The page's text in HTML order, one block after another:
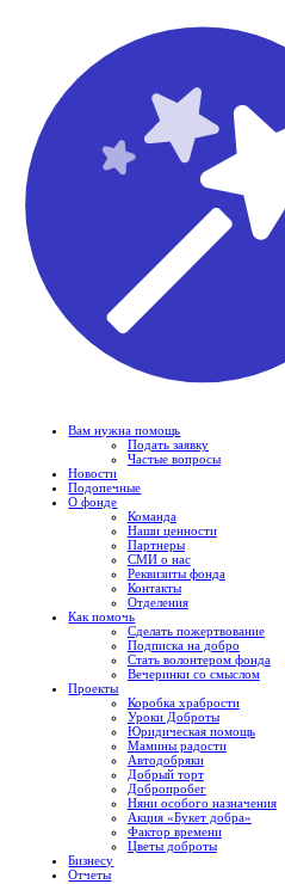
Вам нужна помощь
Подать заявку
Частые вопросы
Новости
Подопечные
О фонде
Команда
Наши ценности
Партнеры
СМИ о нас
Реквизиты фонда
Контакты
Отделения
Как помочь
Сделать пожертвование
Подписка на добро
Стать волонтером фонда
Вечеринки со смыслом
Проекты
Коробка храбрости
Уроки Доброты
Юридическая помощь
Мамины радости
Автодобряки
Добрый торт
Добропробег
Няни особого назначения
Акция «Букет добра»
Фактор времени
Цветы доброты
Бизнесу
Отчеты